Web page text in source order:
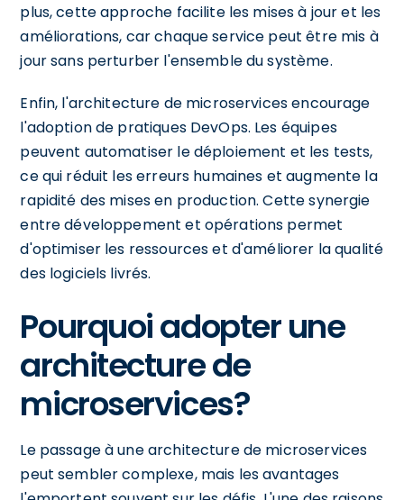
plus, cette approche facilite les mises à jour et les
améliorations, car chaque service peut être mis à
jour sans perturber l'ensemble du système.
Enfin, l'architecture de microservices encourage
l'adoption de pratiques DevOps. Les équipes
peuvent automatiser le déploiement et les tests,
ce qui réduit les erreurs humaines et augmente la
rapidité des mises en production. Cette synergie
entre développement et opérations permet
d'optimiser les ressources et d'améliorer la qualité
des logiciels livrés.
Pourquoi adopter une
architecture de
microservices?
Le passage à une architecture de microservices
peut sembler complexe, mais les avantages